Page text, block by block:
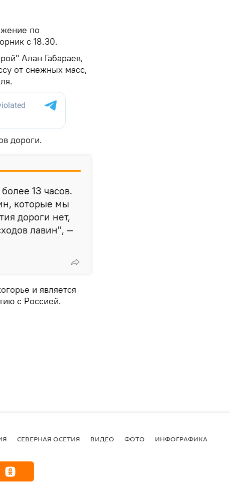
по
с 18.30.
Алан Габараев,
от снежных масс,
дороги.
13 часов.
которые мы
дороги нет,
лавин", —
и является
с Россией.
СЕВЕРНАЯ ОСЕТИЯ ВИДЕО ФОТО ИНФОГРАФИКА